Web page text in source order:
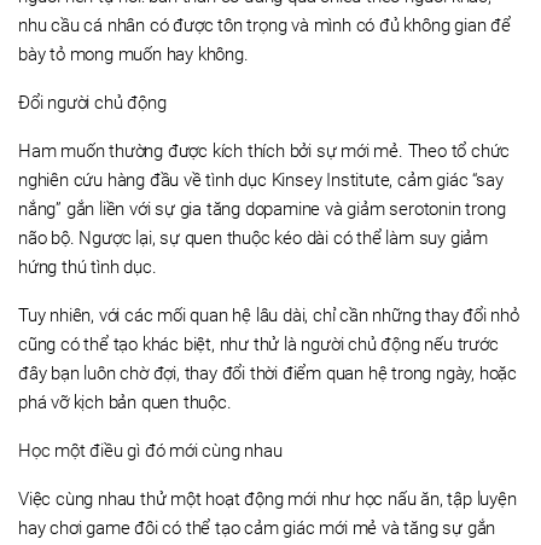
nhu cầu cá nhân có được tôn trọng và mình có đủ không gian để
bày tỏ mong muốn hay không.
Đổi người chủ động
Ham muốn thường được kích thích bởi sự mới mẻ. Theo tổ chức
nghiên cứu hàng đầu về tình dục Kinsey Institute, cảm giác “say
nắng” gắn liền với sự gia tăng dopamine và giảm serotonin trong
não bộ. Ngược lại, sự quen thuộc kéo dài có thể làm suy giảm
hứng thú tình dục.
Tuy nhiên, với các mối quan hệ lâu dài, chỉ cần những thay đổi nhỏ
cũng có thể tạo khác biệt, như thử là người chủ động nếu trước
đây bạn luôn chờ đợi, thay đổi thời điểm quan hệ trong ngày, hoặc
phá vỡ kịch bản quen thuộc.
Học một điều gì đó mới cùng nhau
Việc cùng nhau thử một hoạt động mới như học nấu ăn, tập luyện
hay chơi game đôi có thể tạo cảm giác mới mẻ và tăng sự gắn